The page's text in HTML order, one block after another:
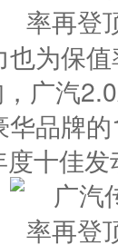
为保
广汽
品牌
度十佳